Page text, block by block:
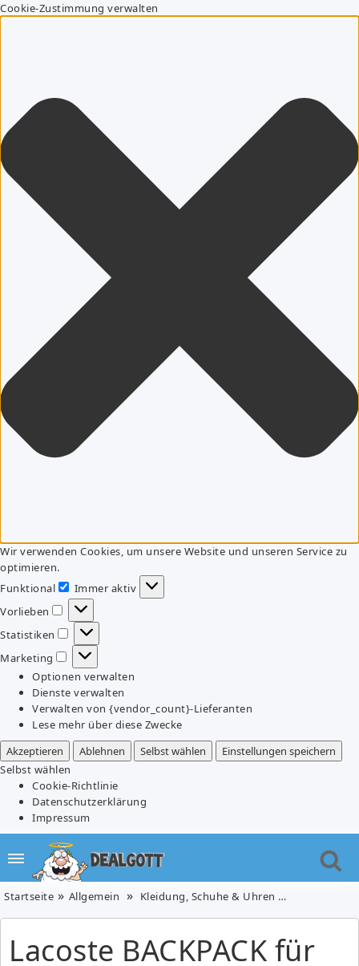
Cookie-Zustimmung verwalten
Wir verwenden Cookies, um unsere Website und unseren Service zu
optimieren.
Funktional
Funktional
Immer aktiv
Vorlieben
Vorlieben
Statistiken
Statistiken
Marketing
Marketing
Optionen verwalten
Dienste verwalten
Verwalten von {vendor_count}-Lieferanten
Lese mehr über diese Zwecke
Akzeptieren
Ablehnen Selbst wählen
Einstellungen speichern
Selbst wählen
Cookie-Richtlinie
Datenschutzerklärung
Impressum
Startseite Allgemein Kleidung, Schuhe & Uhren
Lacoste BACKPACK für